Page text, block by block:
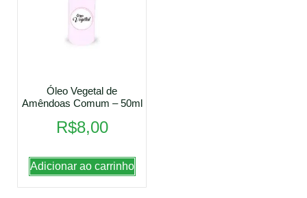
Óleo Vegetal de
Amêndoas Comum – 50ml
R$8,00
Adicionar ao carrinho